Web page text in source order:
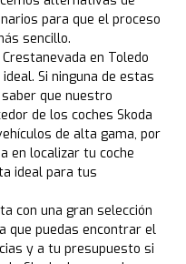
para que el proceso
sencillo.
en Toledo
Si ninguna de estas
que nuestro
de los coches Skoda
de alta gama, por
en localizar tu coche
ideal para tus
con una gran selección
que puedas encontrar el
y a tu presupuesto si